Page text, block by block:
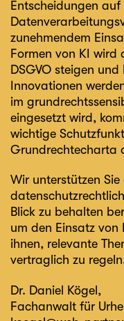
Entscheidungen
zunehmendem
Formen von KI wird
DSGVO steigen
Innovationen
im
eingesetzt wird,
wichtige
Grundrechtecharta
Wir unterstützen
Blick zu behalten
um den Einsatz von
ihnen, relevante
vertraglich zu
Dr. Daniel Kögel ,
Fachanwalt für